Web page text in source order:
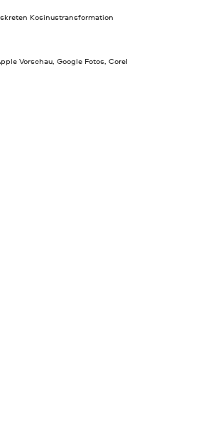
Kosinustransformation
Vorschau, Google Fotos, Corel